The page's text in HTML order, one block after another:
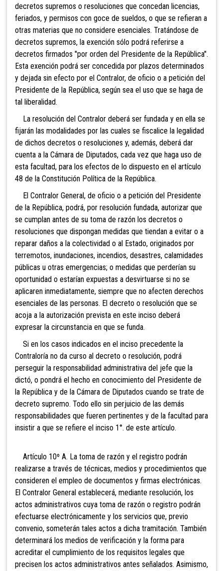
decretos supremos o resoluciones que concedan licencias,
feriados, y permisos con goce de sueldos, o que se refieran a
otras materias que no considere esenciales. Tratándose de
decretos supremos, la exención sólo podrá referirse a
decretos firmados "por orden del Presidente de la República".
Esta exención podrá ser concedida por plazos determinados
y dejada sin efecto por el Contralor, de oficio o a petición del
Presidente de la República, según sea el uso que se haga de
tal liberalidad.
La resolución del Contralor deberá ser fundada y en ella se
fijarán las modalidades por las cuales se fiscalice la legalidad
de dichos decretos o resoluciones y, además, deberá dar
cuenta a la Cámara de Diputados, cada vez que haga uso de
esta facultad, para los efectos de lo dispuesto en el artículo
48 de la Constitución Política de la República.
El Contralor General, de oficio o a petición del Presidente
de la República, podrá, por resolución fundada, autorizar que
se cumplan antes de su toma de razón los decretos o
resoluciones que dispongan medidas que tiendan a evitar o a
reparar daños a la colectividad o al Estado, originados por
terremotos, inundaciones, incendios, desastres, calamidades
públicas u otras emergencias; o medidas que perderían su
oportunidad o estarían expuestas a desvirtuarse si no se
aplicaren inmediatamente, siempre que no afecten derechos
esenciales de las personas. El decreto o resolución que se
acoja a la autorización prevista en este inciso deberá
expresar la circunstancia en que se funda.
Si en los casos indicados en el inciso precedente la
Contraloría no da curso al decreto o resolución, podrá
perseguir la responsabilidad administrativa del jefe que la
dictó, o pondrá el hecho en conocimiento del Presidente de
la República y de la Cámara de Diputados cuando se trate de
decreto supremo. Todo ello sin perjuicio de las demás
responsabilidades que fueren pertinentes y de la facultad para
insistir a que se refiere el inciso 1°. de este artículo.
Artículo 10º A. La toma de razón y el registro podrán
realizarse a través de técnicas, medios y procedimientos que
consideren el empleo de documentos y firmas electrónicas.
El Contralor General establecerá, mediante resolución, los
actos administrativos cuya toma de razón o registro podrán
efectuarse electrónicamente y los servicios que, previo
convenio, someterán tales actos a dicha tramitación. También
determinará los medios de verificación y la forma para
acreditar el cumplimiento de los requisitos legales que
precisen los actos administrativos antes señalados. Asimismo,